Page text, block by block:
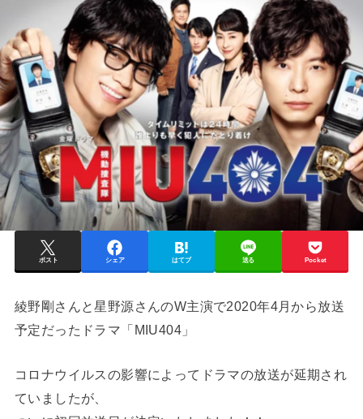
ポスト シェア はてブ 送る Pocket
綾野剛さんと星野源さんのW主演で2020年4月から放送
予定だったドラマ「MIU404」
コロナウイルスの影響によってドラマの放送が延期され
ていましたが、